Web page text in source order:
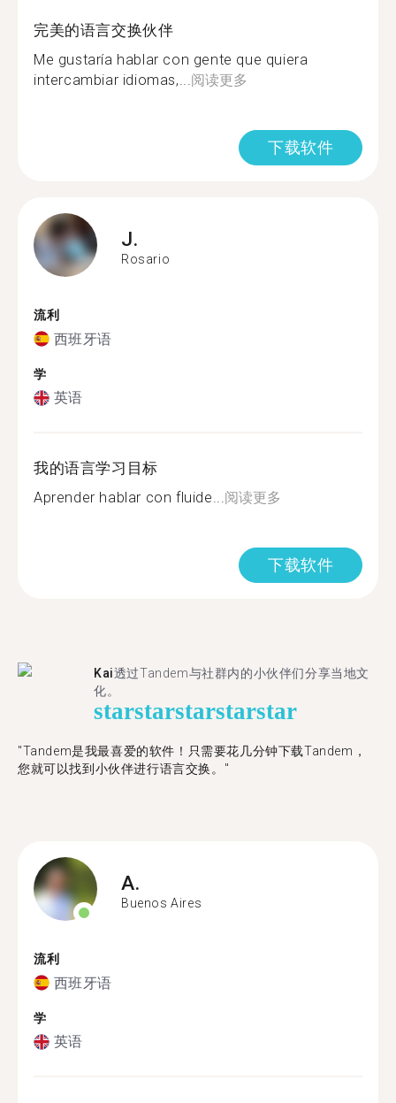
完美的语言交换伙伴
Me gustaría hablar con gente que quiera
intercambiar idiomas,...阅读更多
下载软件
J.
Rosario
流利
西班牙语
学
英语
我的语言学习目标
Aprender hablar con fluide...阅读更多
下载软件
Kai透过Tandem与社群内的小伙伴们分享当地文
化。
starstarstarstarstar
"Tandem是我最喜爱的软件！只需要花几分钟下载Tandem，
您就可以找到小伙伴进行语言交换。"
A.
Buenos Aires
流利
西班牙语
学
英语